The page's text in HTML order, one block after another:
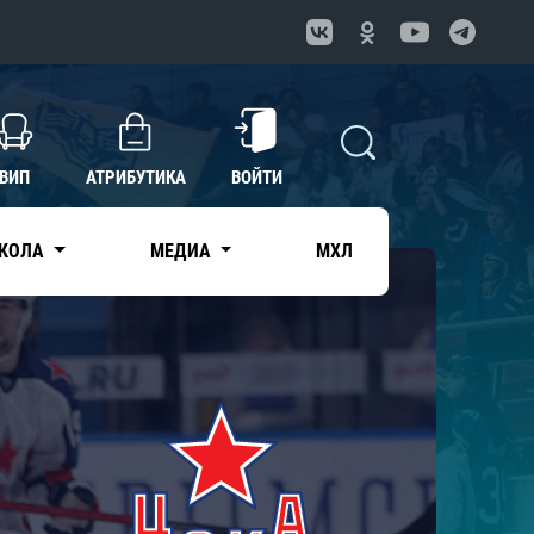
ВИП АТРИБУТИКА ВОЙТИ
МЕДИА МХЛ